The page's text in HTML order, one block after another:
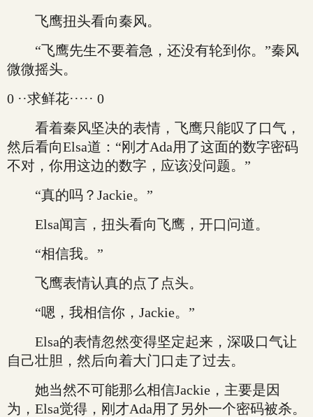
飞鹰扭头看向秦风。
“飞鹰先生不要着急，还没有轮到你。”秦风
微微摇头。
0 ··求鲜花····· 0
看着秦风坚决的表情，飞鹰只能叹了口气，
然后看向Elsa道：“刚才Ada用了这面的数字密码
不对，你用这边的数字，应该没问题。”
“真的吗？Jackie。”
Elsa闻言，扭头看向飞鹰，开口问道。
“相信我。”
飞鹰表情认真的点了点头。
“嗯，我相信你，Jackie。”
Elsa的表情忽然变得坚定起来，深吸口气让
自己壮胆，然后向着大门口走了过去。
她当然不可能那么相信Jackie，主要是因
为，Elsa觉得，刚才Ada用了另外一个密码被杀。